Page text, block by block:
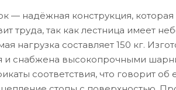
надёжная конструкция, которая
труда, так как лестница имеет
нагрузка составляет 150 кг.
и снабжена высокопрочными
соответствия, что говорит об